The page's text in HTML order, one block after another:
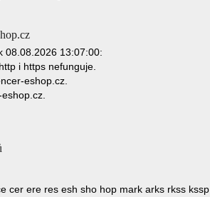
08.08.2026 13:07:00:
i https nefunguje.
eshop.cz.
cer ere res esh sho hop mark arks rkss kssp